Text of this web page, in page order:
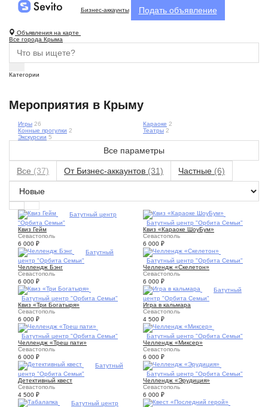
Бизнес-аккаунты Подать объявление
Объявления на карте
Все города Крыма
Категории
Мероприятия в Крыму
Игры 26 Караоке 2
Конные прогулки 2 Театры 2
Экскурсии 5
Все параметры
Все (37) От Бизнес-аккаунтов (31) Частные (6)
Батутный центр
"Орбита Семьи"
Квиз Гейм
Севастополь
6 000 ₽
Батутный центр "Орбита Семьи"
Квиз «Караоке ШоуБум»
Севастополь
6 000 ₽
Батутный
центр "Орбита Семьи"
Челлендж Бэнг
Севастополь
6 000 ₽
Батутный центр "Орбита Семьи"
Челлендж «Скелетон»
Севастополь
6 000 ₽
Батутный центр "Орбита Семьи"
Квиз «Три Богатыря»
Севастополь
6 000 ₽
Батутный
центр "Орбита Семьи"
Игра в кальмара
Севастополь
4 500 ₽
Батутный центр "Орбита Семьи"
Челлендж «Треш пати»
Севастополь
6 000 ₽
Батутный центр "Орбита Семьи"
Челлендж «Миксер»
Севастополь
6 000 ₽
Батутный
центр "Орбита Семьи"
Детективный квест
Севастополь
4 500 ₽
Батутный центр "Орбита Семьи"
Челлендж «Эрудиция»
Севастополь
6 000 ₽
Батутный центр